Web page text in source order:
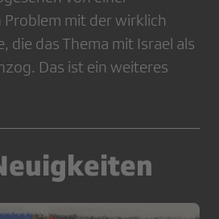
Problem mit der wirklich
die das Thema mit Israel als
Das ist ein weiteres